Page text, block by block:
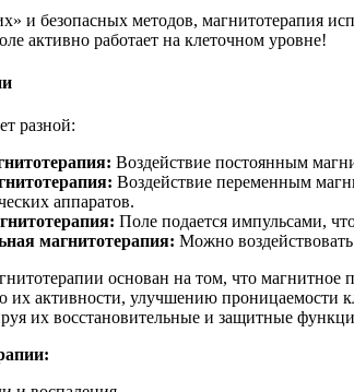
и безопасных методов, магнитотерапия
активно работает на клеточном уровне!
разной:
Воздействие постоянным
Воздействие переменным
аппаратов.
Поле подается импульсами,
магнитотерапия: Можно
основан на том, что магнитное
активности, улучшению проницаемости
их восстановительные и защитные